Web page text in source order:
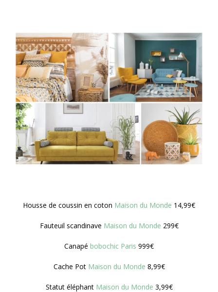
Housse de coussin en coton Maison du Monde 14,99€
Fauteuil scandinave Maison du Monde 299€
Canapé bobochic Paris 999€
Cache Pot Maison du Monde 8,99€
Statut éléphant Maison du Monde 3,99€